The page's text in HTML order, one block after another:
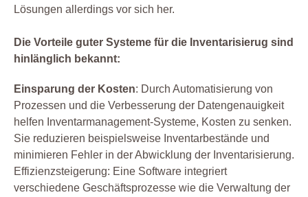
Lösungen allerdings vor sich her.
Die Vorteile guter Systeme für die Inventarisierug sind
hinlänglich bekannt:
Einsparung der Kosten: Durch Automatisierung von
Prozessen und die Verbesserung der Datengenauigkeit
helfen Inventarmanagement-Systeme, Kosten zu senken.
Sie reduzieren beispielsweise Inventarbestände und
minimieren Fehler in der Abwicklung der Inventarisierung.
Effizienzsteigerung: Eine Software integriert
verschiedene Geschäftsprozesse wie die Verwaltung der